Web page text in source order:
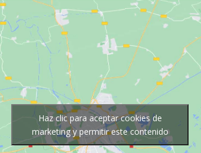
Haz clic para aceptar cookies de
marketing y permitir este contenido